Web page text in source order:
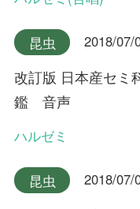
鑑 音声
キュウシュウエゾゼミ九州産
昆虫 2018/07/06
改訂版 日本産セミ科図
昆虫 2018/07/06